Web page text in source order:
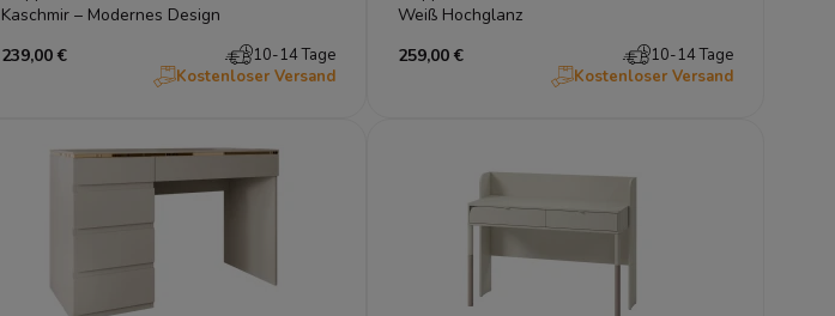
Kaschmir – Modernes Design
239,00 €
10-14 Tage
Kostenloser Versand
Weiß Hochglanz
259,00 €
10-14 Tage
Kostenloser Versand